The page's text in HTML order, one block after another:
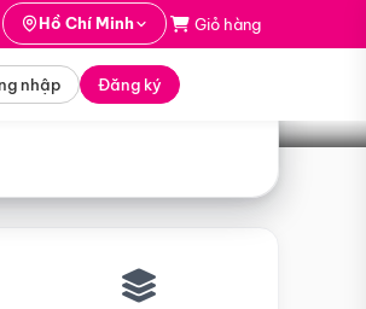
Hồ Chí Minh Giỏ hàng
nhập Đăng ký
Tìm tour